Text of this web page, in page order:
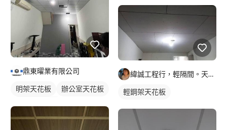
鼎東曜業有限公司
明架天花板
辦公室天花板
緯誠工程行，輕隔間。天花。防火建材居家隔間，天花
輕鋼架天花板